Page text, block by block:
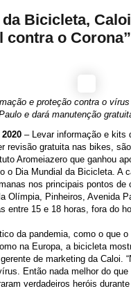
Bicicleta,
contra o Corona”
e proteção contra o
e dará manutenção
– Levar informação e kits
revisão gratuita nas bikes,
Aromeiazero que ganhou
o Dia Mundial da Bicicleta. A
nos principais pontos de
Olímpia, Pinheiros, Avenida
entre 15 e 18 horas, fora do
da pandemia, como o que
na Europa, a bicicleta
de marketing da Caloi.
Então nada melhor do
verdadeiros heróis